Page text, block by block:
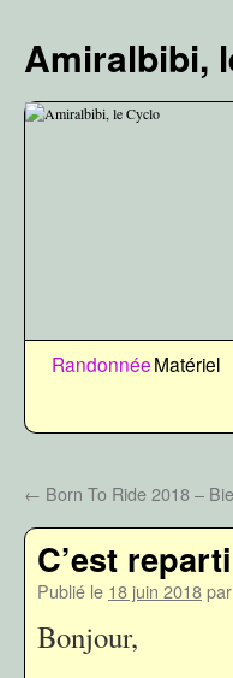
contenu
Amiralbibi,
RandonnéeMatériel
← Born To Ride 2018 –
C’est
Publié le 18 juin 2018par
Bonjour,